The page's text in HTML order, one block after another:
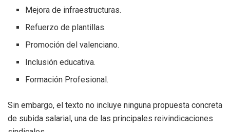
Mejora de infraestructuras.
Refuerzo de plantillas.
Promoción del valenciano.
Inclusión educativa.
Formación Profesional.
Sin embargo, el texto no incluye ninguna propuesta concreta
de subida salarial, una de las principales reivindicaciones